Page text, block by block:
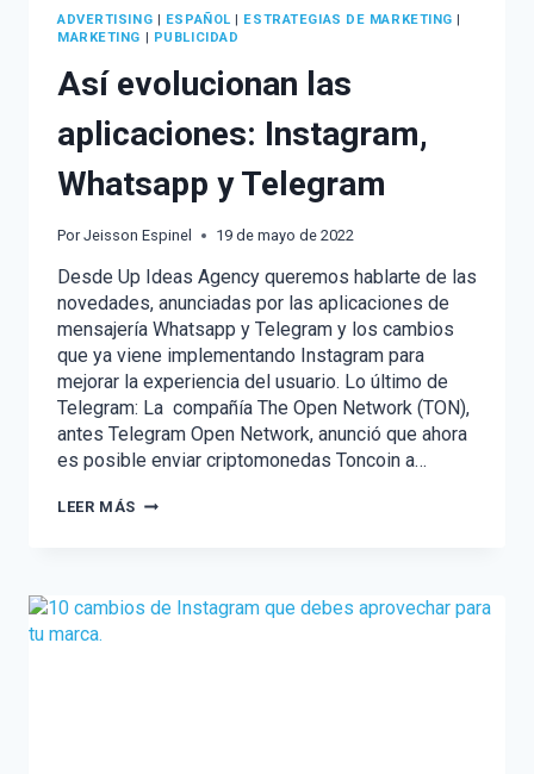
ADVERTISING ESPAÑOL ESTRATEGIAS DE MARKETING
MARKETING
PUBLICIDAD
Así evolucionan las
aplicaciones: Instagram,
Whatsapp y Telegram
Por Jeisson Espinel 19 de mayo de 2022
Desde Up Ideas Agency queremos hablarte de las
novedades, anunciadas por las aplicaciones de
mensajería Whatsapp y Telegram y los cambios
que ya viene implementando Instagram para
mejorar la experiencia del usuario. Lo último de
Telegram: La compañía The Open Network (TON),
antes Telegram Open Network, anunció que ahora
es posible enviar criptomonedas Toncoin a…
LEER MÁS ASÍ
WHATSAPP